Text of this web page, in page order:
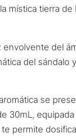
mística tierra de
envolvente del
del sándalo
se
30mL,
permite